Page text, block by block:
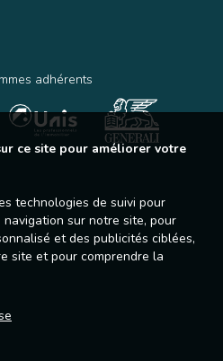
adhérents
ce site pour améliorer votre
technologies de suivi pour
sur notre site, pour
et des publicités ciblées,
site et pour comprendre la